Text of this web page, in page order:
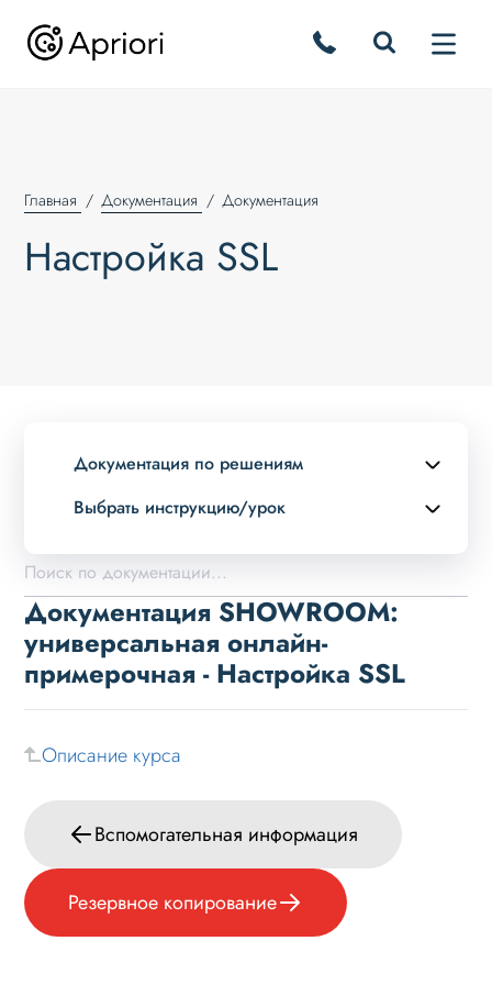
Главная Документация Документация
Настройка SSL
Документация по решениям
Выбрать инструкцию/урок
Описание курса
Обзор возможностей
Установка
Пользовательский интерфейс
Настройка
Типовые задачи
Вспомогательная информация
Настройка SSL
Резервное копирование
Юридическая информация
Документация SHOWROOM:
универсальная онлайн-
примерочная - Настройка SSL
Описание курса
Вспомогательная информация
Резервное копирование